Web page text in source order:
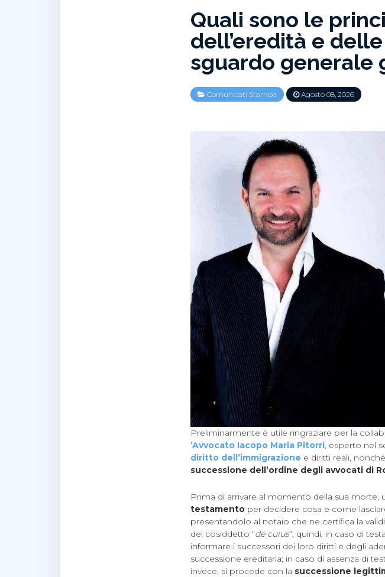
Quali sono le
dell’eredità e
sguardo generale
Comunicati Stampa Agosto 08, 2026
Preliminarmente è utile ringraziare per la
’Avvocato Iacopo Maria Pitorri, esperto nel
diritto dell’immigrazione e diritti reali,
successione dell’ordine degli avvocati di
Prima di arrivare al momento della sua
testamento per decidere cosa e come
presentandolo al notaio che ne certifica la
del cosiddetto “de cuius”, quindi, in caso di
informare i successori dei loro diritti e degli
successione ereditaria; in caso di assenza di
invece, si procede con la successione